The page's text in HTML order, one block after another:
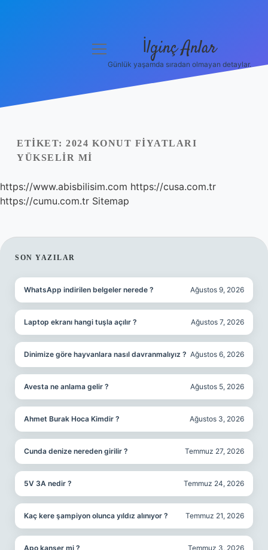
Yasal Uyarı
menüyü
İlginç Anlar
Günlük yaşamda sıradan olmayan detaylar.
ETIKET: 2024 KONUT FIYATLARI
YÜKSELIR MI
https://www.abisbilisim.com https://cusa.com.tr
https://cumu.com.tr Sitemap
SIDEBAR
SON YAZILAR
WhatsApp indirilen belgeler nerede ? Ağustos 9, 2026
Laptop ekranı hangi tuşla açılır ? Ağustos 7, 2026
Dinimize göre hayvanlara nasıl davranmalıyız ? Ağustos 6, 2026
Avesta ne anlama gelir ? Ağustos 5, 2026
Ahmet Burak Hoca Kimdir ? Ağustos 3, 2026
Cunda denize nereden girilir ? Temmuz 27, 2026
5V 3A nedir ? Temmuz 24, 2026
Kaç kere şampiyon olunca yıldız alınıyor ? Temmuz 21, 2026
Apo kanser mi ? Temmuz 3, 2026